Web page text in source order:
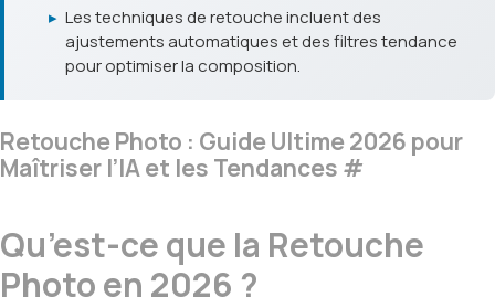
▸ Les techniques de retouche incluent des
ajustements automatiques et des filtres tendance
pour optimiser la composition.
Retouche Photo : Guide Ultime 2026 pour
Maîtriser l’IA et les Tendances #
Qu’est-ce que la Retouche
Photo en 2026 ?